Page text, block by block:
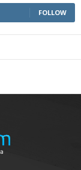
FOLLOW